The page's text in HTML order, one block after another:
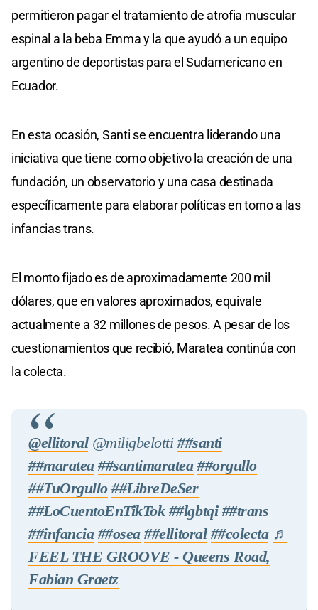
permitieron pagar el tratamiento de atrofia muscular
espinal a la beba Emma y la que ayudó a un equipo
argentino de deportistas para el Sudamericano en
Ecuador.
En esta ocasión, Santi se encuentra liderando una
iniciativa que tiene como objetivo la creación de una
fundación, un observatorio y una casa destinada
específicamente para elaborar políticas en torno a las
infancias trans.
El monto fijado es de aproximadamente 200 mil
dólares, que en valores aproximados, equivale
actualmente a 32 millones de pesos. A pesar de los
cuestionamientos que recibió, Maratea continúa con
la colecta.
@ellitoral@miligbelotti##santi
##maratea ##santimaratea ##orgullo
##TuOrgullo ##LibreDeSer
##LoCuentoEnTikTok ##lgbtqi ##trans
##infancia ##osea ##ellitoral ##colecta ♬
FEEL THE GROOVE - Queens Road,
Fabian Graetz